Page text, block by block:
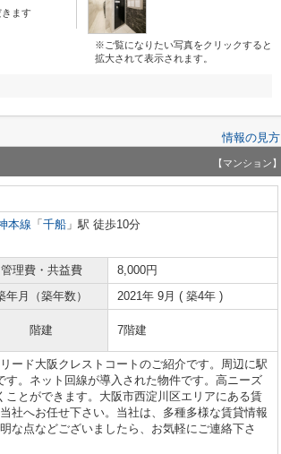
ます
※ご覧になりたい写真をクリックすると
拡大されて表示されます。
情報の見方
【マンション】
本線 「 千船 」駅 徒歩10分
管理費・共益費
8,000円
年月（築年数） 2021年 9月 ( 築4年 )
階建 7階建
ード大阪クレストコートのご紹介です。周辺に駅
。ネット回線が導入された物件です。高ニーズ
ことができます。大阪市西淀川区エリアにある賃
社へお任せ下さい。当社は、多種多様な賃貸情報
な点などございましたら、お気軽にご連絡下さ